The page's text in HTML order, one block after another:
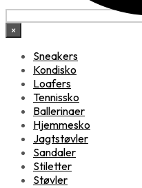
×
Sneakers
Kondisko
Loafers
Tennissko
Ballerinaer
Hjemmesko
Jagtstøvler
Sandaler
Stiletter
Støvler